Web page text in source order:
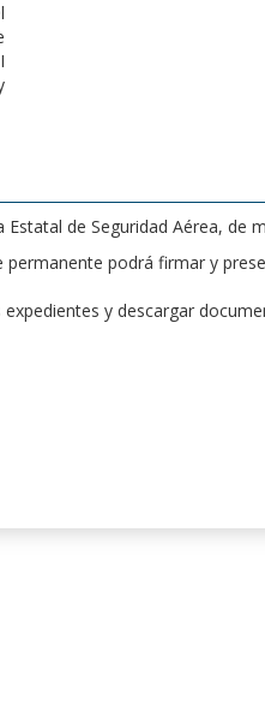
de Seguridad Aérea, de
podrá firmar y
y descargar